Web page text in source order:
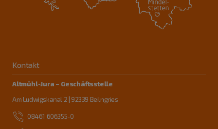
Kontakt
Altmühl-Jura – Geschäftsstelle
Am Ludwigskanal 2 | 92339 Beilngries
08461 606355-0